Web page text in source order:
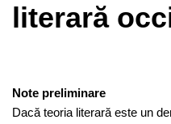
literară
Note preliminare
Dacă teoria literară este un